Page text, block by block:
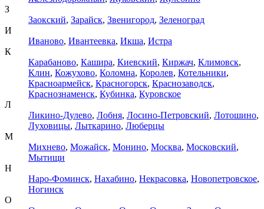
З
Заокский, Зарайск, Звенигород, Зеленоград
И
Иваново, Ивантеевка, Икша, Истра
К
Карабаново, Кашира, Киевский, Киржач, Климовск,
Клин, Кожухово, Коломна, Королев, Котельники,
Красноармейск, Красногорск, Краснозаводск,
Краснознаменск, Кубинка, Куровское
Л
Ликино-Дулево, Лобня, Лосино-Петровский, Лотошино,
Луховицы, Лыткарино, Люберцы
М
Михнево, Можайск, Монино, Москва, Московский,
Мытищи
Н
Наро-Фоминск, Нахабино, Некрасовка, Новопетровское,
Ногинск
О